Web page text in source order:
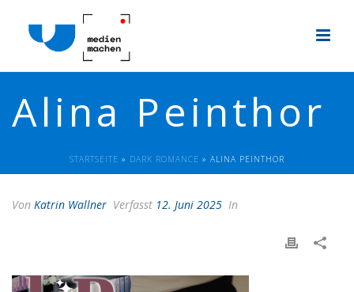
Alina Peinthor
STARTSEITE » DARK ROMANCE » ALINA PEINTHOR
Von Katrin Wallner Verfasst 12. Juni 2025 In